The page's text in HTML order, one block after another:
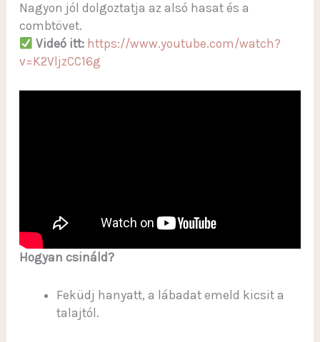
Nagyon jól dolgoztatja az alsó hasat és a
combtövet.
Videó itt: https://www.youtube.com/watch?
v=K2VljzCC16g
Hogyan csináld?
Feküdj hanyatt, a lábadat emeld kicsit a
talajtól.